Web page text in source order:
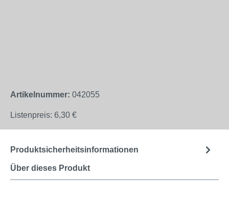
Artikelnummer: 042055
Listenpreis: 6,30 €
Über dieses Produkt
Produktsicherheitsinformationen